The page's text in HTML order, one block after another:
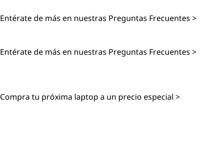
Entérate de más en nuestras Preguntas Frecuentes >
Entérate de más en nuestras Preguntas Frecuentes >
Compra tu próxima laptop a un precio especial >